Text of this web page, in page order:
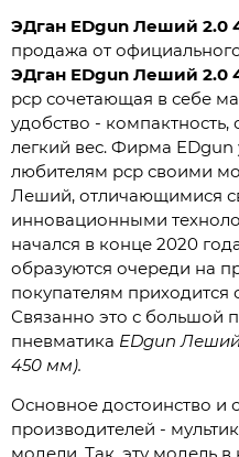
ЭДган EDgun Леший 2.0
продажа от
ЭДган EDgun Леший 2.0
pcp сочетающая в себе
удобство - компактность,
легкий вес. Фирма EDgun
любителям рср своими
Леший, отличающимися
инновационными
начался в конце 2020
образуются очереди на
покупателям
Связанно это с большой
пневматика EDgun
450 мм).
Основное достоинство и
производителей -
модели. Так, эту модель